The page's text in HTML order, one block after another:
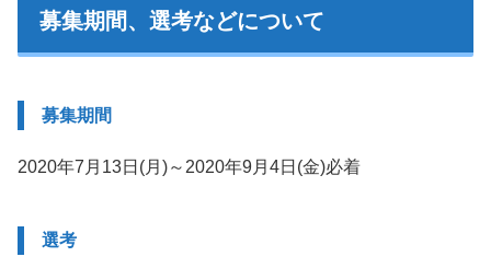
募集期間、選考などについて
募集期間
2020年7月13日(月)～2020年9月4日(金)必着
選考